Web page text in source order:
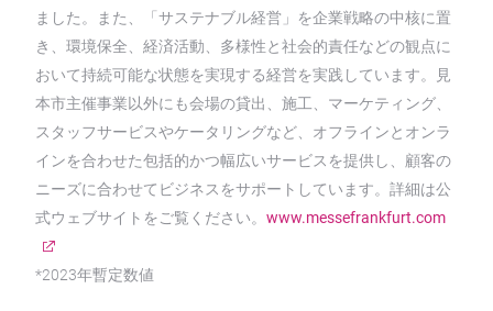
ました。また、「サステナブル経営」を企業戦略の中核に置
き、環境保全、経済活動、多様性と社会的責任などの観点に
おいて持続可能な状態を実現する経営を実践しています。見
本市主催事業以外にも会場の貸出、施工、マーケティング、
スタッフサービスやケータリングなど、オフラインとオンラ
インを合わせた包括的かつ幅広いサービスを提供し、顧客の
ニーズに合わせてビジネスをサポートしています。詳細は公
式ウェブサイトをご覧ください。 www.messefrankfurt.com
*2023年暫定数値